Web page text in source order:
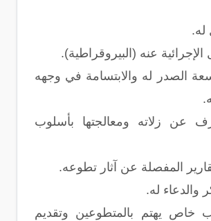
له.
الإجرائية عنه (البيروقراطية).
الصدر له والابتسامة في وجهه
عن زلاته ومعالجتها بأسلوب
المفصلة عن آثار تطوعه.
والدعاء له.
خاص يهتم بالمتطوعين وتقديم